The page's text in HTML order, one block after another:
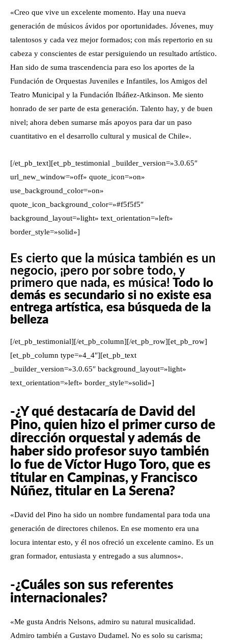
«Creo que vive un excelente momento. Hay una nueva
generación de músicos ávidos por oportunidades. Jóvenes, muy
talentosos y cada vez mejor formados; con más repertorio en su
cabeza y conscientes de estar persiguiendo un resultado artístico.
Han sido de suma trascendencia para eso los aportes de la
Fundación de Orquestas Juveniles e Infantiles, los Amigos del
Teatro Municipal y la Fundación Ibáñez-Atkinson. Me siento
honrado de ser parte de esta generación. Talento hay, y de buen
nivel; ahora deben sumarse más apoyos para dar un paso
cuantitativo en el desarrollo cultural y musical de Chile».
[/et_pb_text][et_pb_testimonial _builder_version=»3.0.65″
url_new_window=»off» quote_icon=»on»
use_background_color=»on»
quote_icon_background_color=»#f5f5f5″
background_layout=»light» text_orientation=»left»
border_style=»solid»]
Es cierto que la música también es un
negocio, ¡pero por sobre todo, y
primero que nada, es música! Todo lo
demás es secundario si no existe esa
entrega artística, esa búsqueda de la
belleza
[/et_pb_testimonial][/et_pb_column][/et_pb_row][et_pb_row]
[et_pb_column type=»4_4″][et_pb_text
_builder_version=»3.0.65″ background_layout=»light»
text_orientation=»left» border_style=»solid»]
-¿Y qué destacaría de David del
Pino, quien hizo el primer curso de
dirección orquestal y además de
haber sido profesor suyo también
lo fue de Víctor Hugo Toro, que es
titular en Campinas, y Francisco
Núñez, titular en La Serena?
«David del Pino ha sido un nombre fundamental para toda una
generación de directores chilenos. En ese momento era una
locura intentar esto, y él nos ofreció un excelente camino. Es un
gran formador, entusiasta y entregado a sus alumnos».
-¿Cuáles son sus referentes
internacionales?
«Me gusta Andris Nelsons, admiro su natural musicalidad.
Admiro también a Gustavo Dudamel. No es solo su carisma;